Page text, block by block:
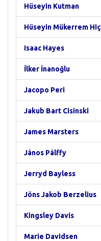
Hüseyin Kutman
Hüseyin Mükerrem Hiç
Isaac Hayes
İlker İnanoğlu
Jacopo Peri
Jakub Bart Cisinski
James Marsters
János Pálffy
Jerryd Bayless
Jöns Jakob Berzelius
Kingsley Davis
Marie Davidsen